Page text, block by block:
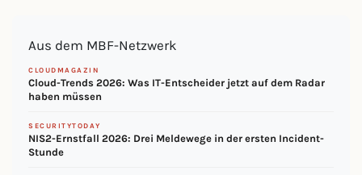
Aus dem MBF-Netzwerk
CLOUDMAGAZIN
Cloud-Trends 2026: Was IT-Entscheider jetzt auf dem Radar
haben müssen
SECURITYTODAY
NIS2-Ernstfall 2026: Drei Meldewege in der ersten Incident-
Stunde